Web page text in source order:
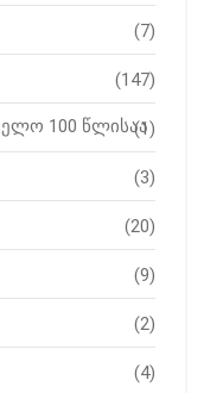
(7)
(147)
100 წლისაა
(1)
(3)
(20)
(9)
(2)
(4)